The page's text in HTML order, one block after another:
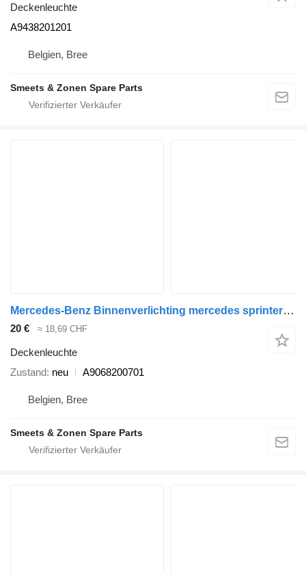
Deckenleuchte
A9438201201
Belgien, Bree
Smeets & Zonen Spare Parts
Mercedes-Benz Binnenverlichting mercedes sprinter 906 a906820070 A9068200701 Deckenleuchte für LKW
20 € ≈ 18,69 CHF
Deckenleuchte
Zustand neu A9068200701
Belgien, Bree
Smeets & Zonen Spare Parts